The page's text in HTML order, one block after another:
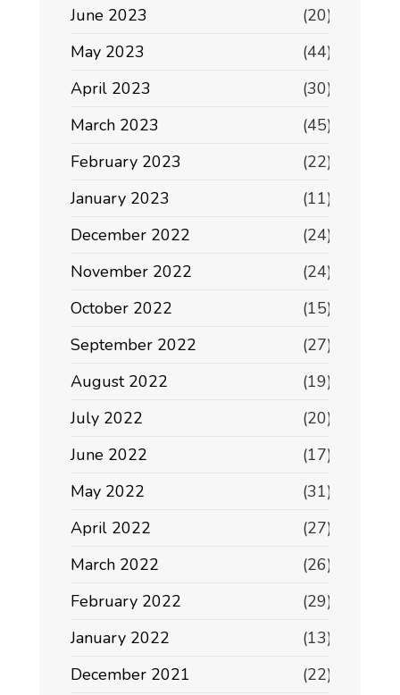
June 2023
(20)
May 2023
(44)
April 2023
(30)
March 2023
(45)
February 2023
(22)
January 2023
(11)
December 2022
(24)
November 2022
(24)
October 2022
(15)
September 2022
(27)
August 2022
(19)
July 2022
(20)
June 2022
(17)
May 2022
(31)
April 2022
(27)
March 2022
(26)
February 2022
(29)
January 2022
(13)
December 2021
(22)